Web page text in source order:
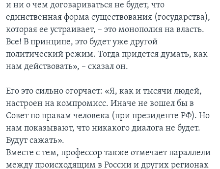
и ни о чем договариваться не будет, что
единственная форма существования (государства),
которая ее устраивает, – это монополия на власть.
Все! В принципе, это будет уже другой
политический режим. Тогда придется думать, как
нам действовать», – сказал он.
Его это сильно огорчает: «Я, как и тысячи людей,
настроен на компромисс. Иначе не вошел бы в
Совет по правам человека (при президенте РФ). Но
нам показывают, что никакого диалога не будет.
Будут сажать».
Вместе с тем, профессор также отмечает параллели
между происходящим в России и других регионах